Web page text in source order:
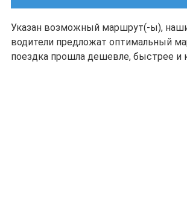
Указан возможный маршрут(-ы),
водители предложат оптимальный
поездка прошла дешевле, быстрее и